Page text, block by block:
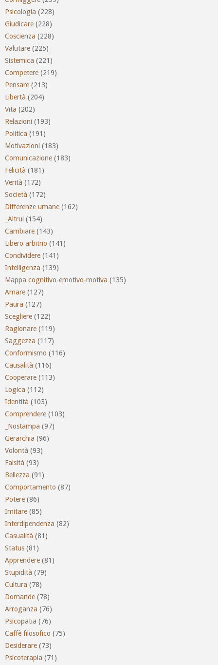
Psicologia (228)
Giudicare (228)
Coscienza (228)
Valutare (225)
Sistemica (221)
Competere (219)
Pensare (213)
Libertà (204)
Vita (202)
Relazioni (193)
Politica (191)
Motivazioni (183)
Comunicazione (183)
Felicità (181)
Verità (172)
Società (172)
Differenze umane (162)
_Altrui (154)
Cambiare (143)
Libero arbitrio (141)
Condividere (141)
Intelligenza (139)
Mappa cognitivo-emotivo-motiva (135)
Amare (127)
Paura (127)
Scegliere (122)
Ragionare (119)
Saggezza (117)
Conformismo (116)
Causalità (116)
Cooperare (113)
Logica (112)
Identità (103)
Comprendere (103)
_Nostampa (97)
Gerarchia (96)
Volontà (93)
Falsità (93)
Bellezza (91)
Comportamento (87)
Potere (86)
Imitare (85)
Interdipendenza (82)
Casualità (81)
Status (81)
Apprendere (81)
Stupidità (79)
Cultura (78)
Domande (78)
Arroganza (76)
Psicopatia (76)
Caffè filosofico (75)
Desiderare (73)
Psicoterapia (71)